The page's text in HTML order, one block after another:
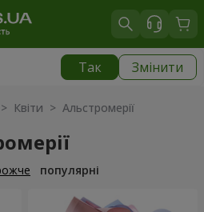
Так Змінити
> Квіти > Альстромерії
популярні